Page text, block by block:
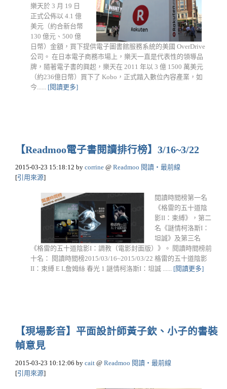
樂天於 3 月 19 日
正式公佈以 4.1 億
美元（約合新台幣
130 億元、500 億
日幣）金額，買下提供電子圖書館服務系統的美國 OverDrive
公司。 在日本電子商務市場上，樂天一直是代表性的領導品
牌，隨著電子書的興起，樂天在 2011 年以 3 億 1500 萬美元
（約236億日幣）買下了 Kobo，正式踏入數位內容產業，如
今...... [閱讀更多]
【Readmoo電子書閱讀排行榜】3/16~3/22
2015-03-23 15:18:12 by corrine @ Readmoo 閱讀‧最前線
[引用來源]
閲讀時間榜第一名
《格雷的五十道陰
影II：束縛》，第二
名《謎情柯洛斯I：
坦誠》及第三名
《格雷的五十道陰影I：調教（電影封面版）》。 閱讀時間榜前
十名： 閱讀時間榜2015/03/16~2015/03/22 格雷的五十道陰影
II：束縛 E L詹姆絲 春光 1 謎情柯洛斯I：坦誠 ...... [閱讀更多]
【現場影音】平面設計師黃子欽、小子的書裝
幀意見
2015-03-23 10:12:06 by cait @ Readmoo 閱讀‧最前線
[引用來源]